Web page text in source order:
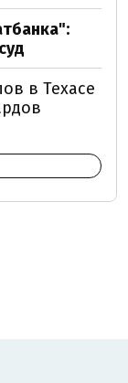
в Техасе